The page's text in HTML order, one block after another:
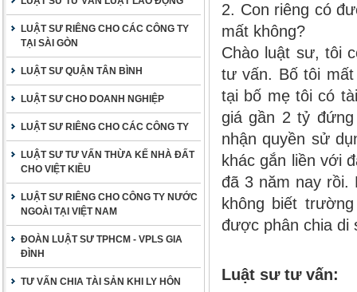
LUẬT SƯ RIÊNG CHO CÁC CÔNG TY
TẠI SÀI GÒN
LUẬT SƯ QUẬN TÂN BÌNH
LUẬT SƯ CHO DOANH NGHIỆP
LUẬT SƯ RIÊNG CHO CÁC CÔNG TY
LUẬT SƯ TƯ VẤN THỪA KẾ NHÀ ĐẤT
CHO VIỆT KIỀU
LUẬT SƯ RIÊNG CHO CÔNG TY NƯỚC
NGOÀI TẠI VIỆT NAM
ĐOÀN LUẬT SƯ TPHCM - VPLS GIA
ĐÌNH
TƯ VẤN CHIA TÀI SẢN KHI LY HÔN
2. Con riêng có
mất không?
Chào luật sư, tôi
tư vấn. Bố tôi
tại bố mẹ tôi có
giá gần 2 tỷ
nhận quyền sử
khác gắn liền với
đã 3 năm nay rồi.
không biết
được phân chia di
Luật sư tư vấn: